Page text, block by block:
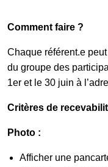
Les
FAQ
Comment faire ?
Chaque référent.e
du groupe des
1er et le 30 juin à
Critères de
Photo :
Afficher une